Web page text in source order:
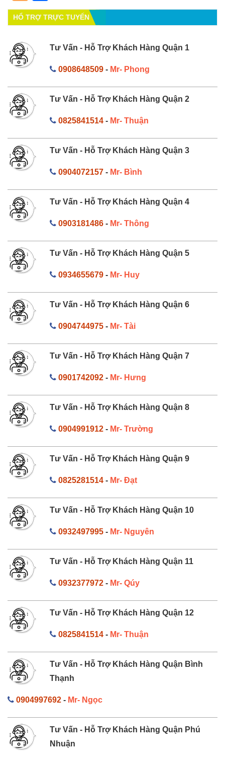
HỔ TRỢ TRỰC TUYẾN
Tư Vấn - Hỗ Trợ Khách Hàng Quận 1
0908648509- Mr- Phong
Tư Vấn - Hỗ Trợ Khách Hàng Quận 2
0825841514- Mr- Thuận
Tư Vấn - Hỗ Trợ Khách Hàng Quận 3
0904072157- Mr- Bình
Tư Vấn - Hỗ Trợ Khách Hàng Quận 4
0903181486- Mr- Thông
Tư Vấn - Hỗ Trợ Khách Hàng Quận 5
0934655679- Mr- Huy
Tư Vấn - Hỗ Trợ Khách Hàng Quận 6
0904744975- Mr- Tài
Tư Vấn - Hỗ Trợ Khách Hàng Quận 7
0901742092- Mr- Hưng
Tư Vấn - Hỗ Trợ Khách Hàng Quận 8
0904991912- Mr- Trường
Tư Vấn - Hỗ Trợ Khách Hàng Quận 9
0825281514- Mr- Đạt
Tư Vấn - Hỗ Trợ Khách Hàng Quận 10
0932497995- Mr- Nguyên
Tư Vấn - Hỗ Trợ Khách Hàng Quận 11
0932377972- Mr- Qúy
Tư Vấn - Hỗ Trợ Khách Hàng Quận 12
0825841514- Mr- Thuận
Tư Vấn - Hỗ Trợ Khách Hàng Quận Bình
Thạnh
0904997692 - Mr- Ngọc
Tư Vấn - Hỗ Trợ Khách Hàng Quận Phú
Nhuận